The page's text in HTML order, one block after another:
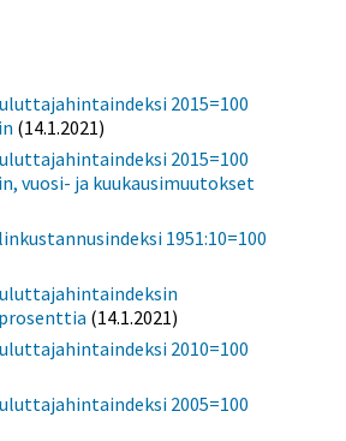
2015=100
(14.1.2021)
2015=100
vuosi- ja kuukausimuutokset
1951:10=100
(14.1.2021)
2010=100
2005=100